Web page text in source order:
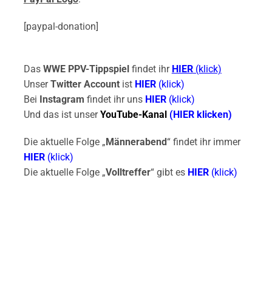
[paypal-donation]
Das WWE PPV-Tippspielfindet ihr HIER(klick)
UnserTwitter Accountist HIER(klick)
Bei Instagram findet ihr uns HIER(klick)
Und das ist unserYouTube-Kanal (HIER klicken)
Die aktuelle Folge „Männerabend“ findet ihr immer
HIER(klick)
Die aktuelle Folge „Volltreffer“ gibt es HIER(klick)